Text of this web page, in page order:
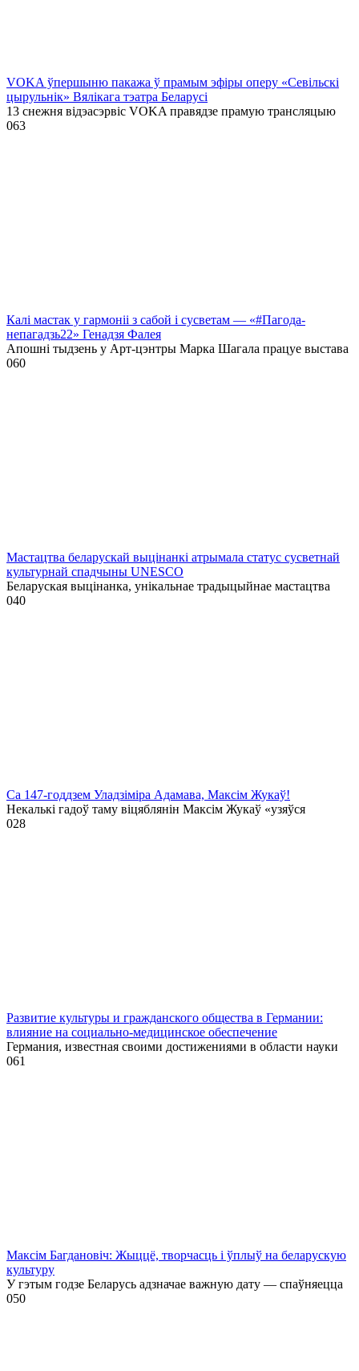
VOKA ўпершыню пакажа ў прамым эфіры оперу «Севільскі
цырульнік» Вялікага тэатра Беларусі
13 снежня відэасэрвіс VOKA правядзе прамую трансляцыю
063
Калі мастак у гармоніі з сабой і сусветам — «#Пагода-
непагадзь22» Генадзя Фалея
Апошні тыдзень у Арт-цэнтры Марка Шагала працуе выстава
060
Мастацтва беларускай выцінанкі атрымала статус сусветнай
культурнай спадчыны UNESCO
Беларуская выцінанка, унікальнае традыцыйнае мастацтва
040
Са 147-годдзем Уладзіміра Адамава, Максім Жукаў!
Некалькі гадоў таму віцяблянін Максім Жукаў «узяўся
028
Развитие культуры и гражданского общества в Германии:
влияние на социально-медицинское обеспечение
Германия, известная своими достижениями в области науки
061
Максім Багдановіч: Жыццё, творчасць і ўплыў на беларускую
культуру
У гэтым годзе Беларусь адзначае важную дату — спаўняецца
050